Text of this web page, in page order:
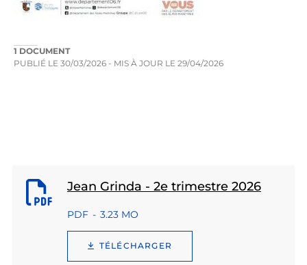
1 DOCUMENT
PUBLIÉ LE 30/03/2026 - MIS À JOUR LE 29/04/2026
Jean Grinda - 2e trimestre 2026
PDF 3.23 MO
TÉLÉCHARGER